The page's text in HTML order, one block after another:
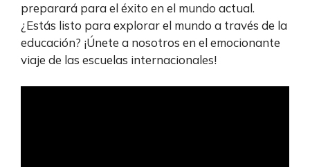
preparará para el éxito en el mundo actual.
¿Estás listo para explorar el mundo a través de la
educación? ¡Únete a nosotros en el emocionante
viaje de las escuelas internacionales!